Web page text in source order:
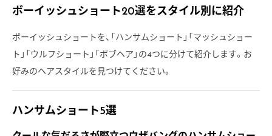
ボーイッシュショート20選をスタイル別に紹介
ボーイッシュショートを、「ハンサムショート」「マッシュショー
ト」「ウルフショート」「ボブヘア」の4つに分けて紹介します。お
好みのヘアスタイルを見つけてください。
ハンサムショート5選